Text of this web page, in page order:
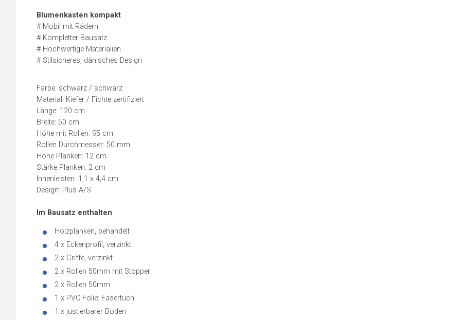
Blumenkasten kompakt
# Mobil mit Rädern
# Kompletter Bausatz
# Hochwertige Materialien
# Stilsicheres, dänisches Design
Farbe: schwarz / schwarz
Material: Kiefer / Fichte zertifiziert
Länge: 120 cm
Breite: 50 cm
Höhe mit Rollen: 95 cm
Rollen Durchmesser: 50 mm
Höhe Planken: 12 cm
Stärke Planken: 2 cm
Innenleisten: 1,1 x 4,4 cm
Design: Plus A/S
Im Bausatz enthalten
Holzplanken, behandelt
4 x Eckenprofil, verzinkt
2 x Griffe, verzinkt
2 x Rollen 50mm mit Stopper
2 x Rollen 50mm
1 x PVC Folie: Fasertuch
1 x justierbarer Boden